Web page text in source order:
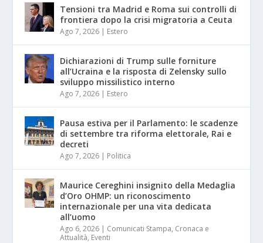
Tensioni tra Madrid e Roma sui controlli di
frontiera dopo la crisi migratoria a Ceuta
Ago 7, 2026 | Estero
Dichiarazioni di Trump sulle forniture
all’Ucraina e la risposta di Zelensky sullo
sviluppo missilistico interno
Ago 7, 2026 | Estero
Pausa estiva per il Parlamento: le scadenze
di settembre tra riforma elettorale, Rai e
decreti
Ago 7, 2026 | Politica
Maurice Cereghini insignito della Medaglia
d’Oro OHMP: un riconoscimento
internazionale per una vita dedicata
all’uomo
Ago 6, 2026 | Comunicati Stampa, Cronaca e
Attualità, Eventi